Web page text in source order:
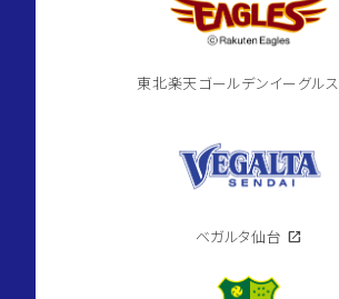
東北楽天ゴールデンイーグルス
ベガルタ仙台 open_in_new